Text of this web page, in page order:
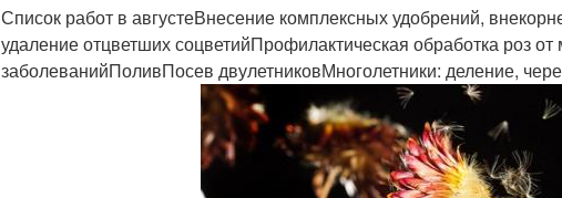
Список работ в августеВнесение комплексных удобрений,
удаление отцветших соцветийПрофилактическая обработка роз
заболеванийПоливПосев двулетниковМноголетники: деление,